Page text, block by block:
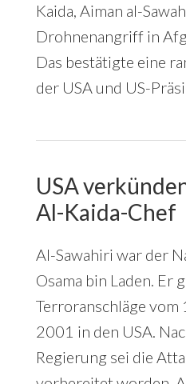
Kaida, Aiman al-
Drohnenangriff in
Das bestätigte eine
der USA und US-
USA
Al-Kaida-Chef
Al-Sawahiri war der
Osama bin Laden. Er
Terroranschläge vom
2001 in den USA.
Regierung sei die